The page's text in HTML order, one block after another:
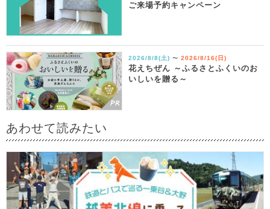
ご来場予約キャンペーン
2026/8/8(土) 〜 2026/8/16(日)
花えちぜん ～ふるさとふくいのお
いしいを贈る～
あわせて読みたい